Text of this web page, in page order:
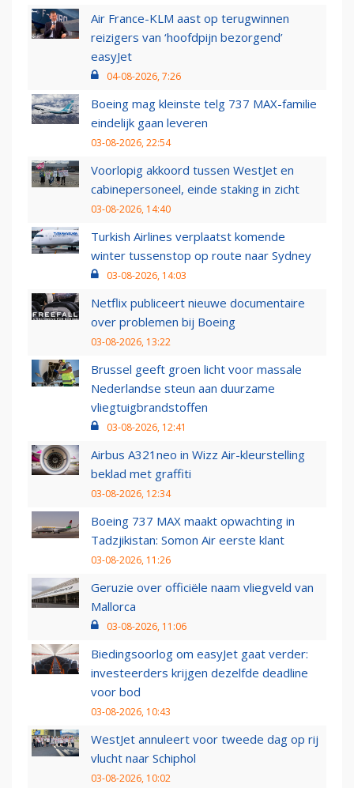
Air France-KLM aast op terugwinnen
reizigers van ‘hoofdpijn bezorgend’
easyJet
04-08-2026, 7:26
Boeing mag kleinste telg 737 MAX-familie
eindelijk gaan leveren
03-08-2026, 22:54
Voorlopig akkoord tussen WestJet en
cabinepersoneel, einde staking in zicht
03-08-2026, 14:40
Turkish Airlines verplaatst komende
winter tussenstop op route naar Sydney
03-08-2026, 14:03
Netflix publiceert nieuwe documentaire
over problemen bij Boeing
03-08-2026, 13:22
Brussel geeft groen licht voor massale
Nederlandse steun aan duurzame
vliegtuigbrandstoffen
03-08-2026, 12:41
Airbus A321neo in Wizz Air-kleurstelling
beklad met graffiti
03-08-2026, 12:34
Boeing 737 MAX maakt opwachting in
Tadzjikistan: Somon Air eerste klant
03-08-2026, 11:26
Geruzie over officiële naam vliegveld van
Mallorca
03-08-2026, 11:06
Biedingsoorlog om easyJet gaat verder:
investeerders krijgen dezelfde deadline
voor bod
03-08-2026, 10:43
WestJet annuleert voor tweede dag op rij
vlucht naar Schiphol
03-08-2026, 10:02